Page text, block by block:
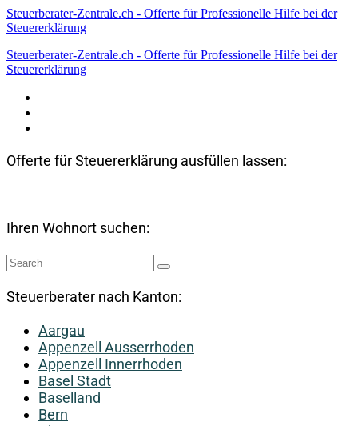
Steuerberater-Zentrale.ch - Offerte für Professionelle Hilfe bei der
Steuererklärung
Steuerberater-Zentrale.ch - Offerte für Professionelle Hilfe bei der
Steuererklärung
Offerte für Steuererklärung ausfüllen lassen:
Ihren Wohnort suchen:
Steuerberater nach Kanton:
Aargau
Appenzell Ausserrhoden
Appenzell Innerrhoden
Basel Stadt
Baselland
Bern